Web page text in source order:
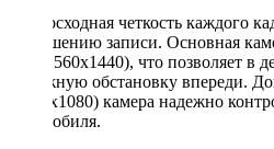
Превосходная четкость каждого
разрешению записи. Основная
HD (2560х1440), что позволяет в
дорожную обстановку впереди.
(1920х1080) камера надежно
автомобиля.